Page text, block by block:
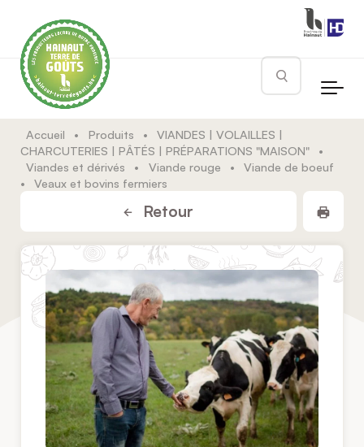
Rechercher
Accueil • Produits •
VIANDES | VOLAILLES |
CHARCUTERIES | PÂTÉS | PRÉPARATIONS "MAISON"
•
Viandes et dérivés
• Viande rouge •
Viande de boeuf
•
Veaux et bovins fermiers
Retour